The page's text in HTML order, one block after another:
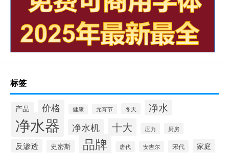
标签
产品 价格 健康 元宵节 冬天 净水
净水器 净水机 十大 压力 厨房
反渗透 史密斯 品牌 唐代 安吉尔 宋代
家庭